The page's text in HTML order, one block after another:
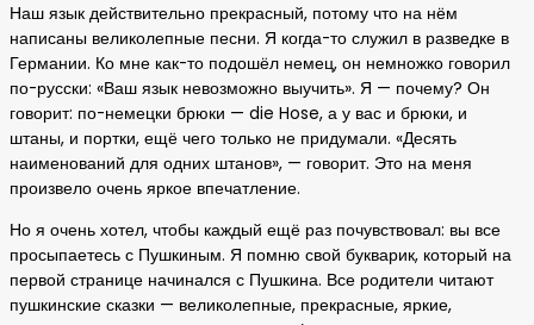
Наш язык действительно прекрасный, потому что на нём
написаны великолепные песни. Я когда-то служил в разведке в
Германии. Ко мне как-то подошёл немец, он немножко говорил
по-русски: «Ваш язык невозможно выучить». Я — почему? Он
говорит: по-немецки брюки — die Hose, а у вас и брюки, и
штаны, и портки, ещё чего только не придумали. «Десять
наименований для одних штанов», — говорит. Это на меня
произвело очень яркое впечатление.
Но я очень хотел, чтобы каждый ещё раз почувствовал: вы все
просыпаетесь с Пушкиным. Я помню свой букварик, который на
первой странице начинался с Пушкина. Все родители читают
пушкинские сказки — великолепные, прекрасные, яркие,